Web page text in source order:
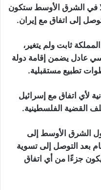
في الشرق الأوسط ستكون
إلى اتفاق مع إيران.
ثابت ولم يتغير،
عادل يضمن إقامة دولة
تطبيع مستقبلية.
لأي اتفاق مع إسرائيل
القضية الفلسطينية.
الشرق الأوسط إلى
بعد التوصل إلى تسوية
جزءًا من أي اتفاق